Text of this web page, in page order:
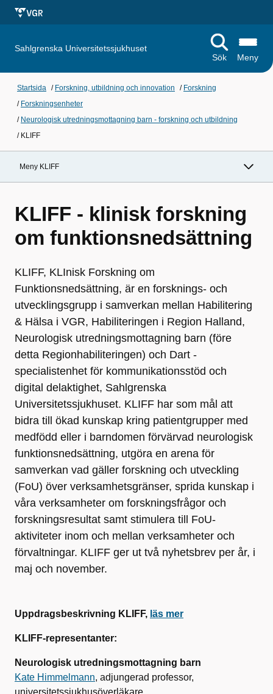
Sahlgrenska Universitetssjukhuset
Sök
Meny
Startsida / Forskning, utbildning och innovation / Forskning
/ Forskningsenheter
/ Neurologisk utredningsmottagning barn - forskning och utbildning
/ KLIFF
Meny KLIFF
KLIFF - klinisk forskning
om funktionsnedsättning
KLIFF, KLInisk Forskning om
Funktionsnedsättning, är en forsknings- och
utvecklingsgrupp i samverkan mellan Habilitering
& Hälsa i VGR, Habiliteringen i Region Halland,
Neurologisk utredningsmottagning barn (före
detta Regionhabiliteringen) och Dart -
specialistenhet för kommunikationsstöd och
digital delaktighet, Sahlgrenska
Universitetssjukhuset. KLIFF har som mål att
bidra till ökad kunskap kring patientgrupper med
medfödd eller i barndomen förvärvad neurologisk
funktionsnedsättning, utgöra en arena för
samverkan vad gäller forskning och utveckling
(FoU) över verksamhetsgränser, sprida kunskap i
våra verksamheter om forskningsfrågor och
forskningsresultat samt stimulera till FoU-
aktiviteter inom och mellan verksamheter och
förvaltningar. KLIFF ger ut två nyhetsbrev per år, i
maj och november.
Uppdragsbeskrivning KLIFF, läs mer
KLIFF-representanter:
Neurologisk utredningsmottagning barn
Kate Himmelmann, adjungerad professor,
universitetssjukhusöverläkare